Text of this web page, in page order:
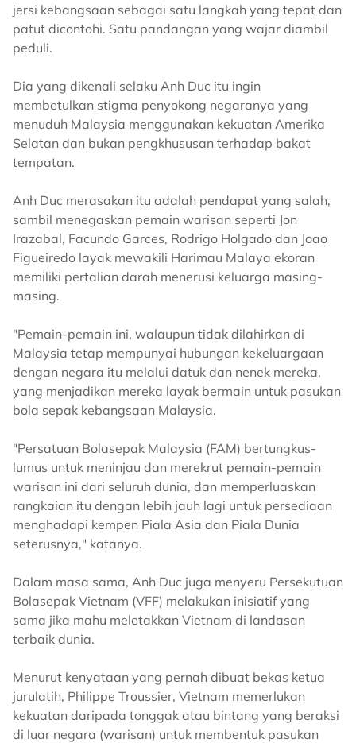
jersi kebangsaan sebagai satu langkah yang tepat dan
patut dicontohi. Satu pandangan yang wajar diambil
peduli.
Dia yang dikenali selaku Anh Duc itu ingin
membetulkan stigma penyokong negaranya yang
menuduh Malaysia menggunakan kekuatan Amerika
Selatan dan bukan pengkhususan terhadap bakat
tempatan.
Anh Duc merasakan itu adalah pendapat yang salah,
sambil menegaskan pemain warisan seperti Jon
Irazabal, Facundo Garces, Rodrigo Holgado dan Joao
Figueiredo layak mewakili Harimau Malaya ekoran
memiliki pertalian darah menerusi keluarga masing-
masing.
"Pemain-pemain ini, walaupun tidak dilahirkan di
Malaysia tetap mempunyai hubungan kekeluargaan
dengan negara itu melalui datuk dan nenek mereka,
yang menjadikan mereka layak bermain untuk pasukan
bola sepak kebangsaan Malaysia.
"Persatuan Bolasepak Malaysia (FAM) bertungkus-
lumus untuk meninjau dan merekrut pemain-pemain
warisan ini dari seluruh dunia, dan memperluaskan
rangkaian itu dengan lebih jauh lagi untuk persediaan
menghadapi kempen Piala Asia dan Piala Dunia
seterusnya," katanya.
Dalam masa sama, Anh Duc juga menyeru Persekutuan
Bolasepak Vietnam (VFF) melakukan inisiatif yang
sama jika mahu meletakkan Vietnam di landasan
terbaik dunia.
Menurut kenyataan yang pernah dibuat bekas ketua
jurulatih, Philippe Troussier, Vietnam memerlukan
kekuatan daripada tonggak atau bintang yang beraksi
di luar negara (warisan) untuk membentuk pasukan